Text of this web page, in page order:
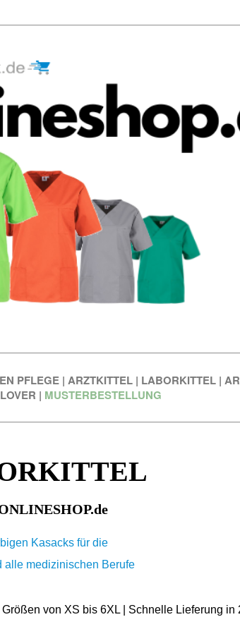
PFLEGE | ARZTKITTEL | LABORKITTEL |
| MUSTERBESTELLUNG
Kasacks für die
alle medizinischen Berufe
von XS bis 6XL | Schnelle Lieferung in